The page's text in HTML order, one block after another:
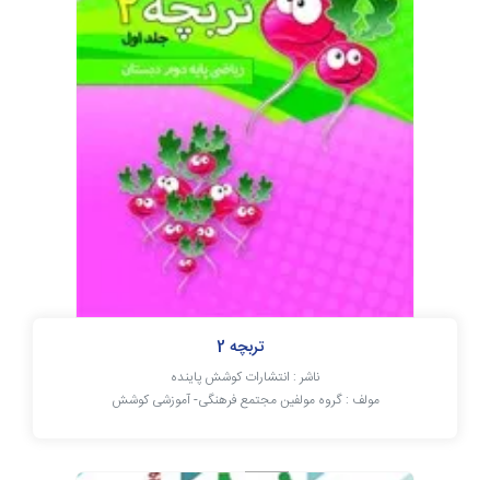
تربچه 2
ناشر : انتشارات کوشش پاینده
مولف : گروه مولفین مجتمع فرهنگی- آموزشی کوشش